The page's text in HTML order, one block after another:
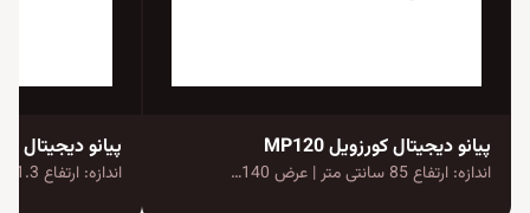
پیانو دیجیتال کورزویل MP120
اندازه: ارتفاع 85 سانتی متر | عرض 140… اندازه: ارتفاع 91.3 سانتی متر | عرض 143.5…